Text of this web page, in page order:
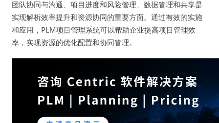
团队协同与沟通、项目进度和风险管理、数据管理和共享是
实现解析效率提升和资源协同的重要方面。通过有效的实施
和应用，PLM项目管理系统可以帮助企业提高项目管理效
率，实现资源的优化配置和协同管理。